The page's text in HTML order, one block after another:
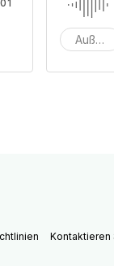
Kontaktieren